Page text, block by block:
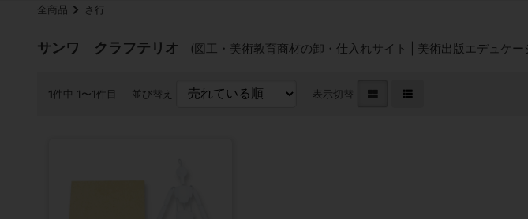
全商品 さ行
サンワ クラフテリオ (図工・美術教育商材の卸・仕入れサイト | 美術出版エデュケー
1件中 1〜1件目 並び替え 表示切替